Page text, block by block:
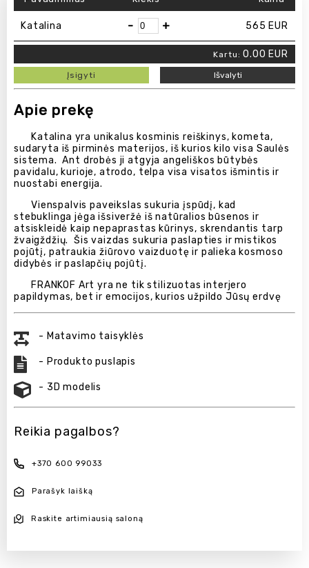
Katalina - + 565 EUR
Kartu:0.00 EUR
Įsigyti Išvalyti
Apie prekę
Katalina yra unikalus kosminis reiškinys, kometa,
sudaryta iš pirminės materijos, iš kurios kilo visa Saulės
sistema. Ant drobės ji atgyja angeliškos būtybės
pavidalu, kurioje, atrodo, telpa visa visatos išmintis ir
nuostabi energija.
Vienspalvis paveikslas sukuria įspūdį, kad
stebuklinga jėga išsiveržė iš natūralios būsenos ir
atsiskleidė kaip nepaprastas kūrinys, skrendantis tarp
žvaigždžių. Šis vaizdas sukuria paslapties ir mistikos
pojūtį, patraukia žiūrovo vaizduotę ir palieka kosmoso
didybės ir paslapčių pojūtį.
FRANKOF Art yra ne tik stilizuotas interjero
papildymas, bet ir emocijos, kurios užpildo Jūsų erdvę
- Matavimo taisyklės
- Produkto puslapis
- 3D modelis
Reikia pagalbos?
+370 600 99033
Parašyk laišką
Raskite artimiausią saloną